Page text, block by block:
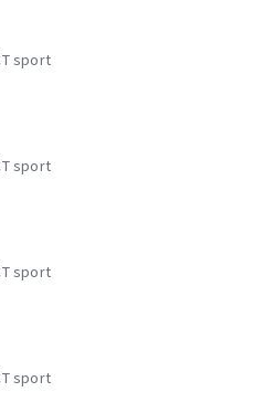
sport
sport
sport
sport